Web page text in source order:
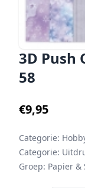
3D Push
58
€9,95
Categorie:
Categorie:
Groep: Papier &